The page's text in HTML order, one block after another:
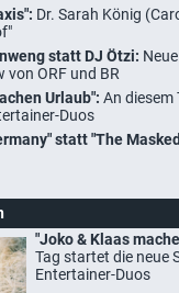
Dr. Sarah König
statt DJ Ötzi:
ORF und BR
Urlaub": An diesem
Duos
statt "The
"Joko & Klaas
Tag startet die neue
Entertainer-Duos